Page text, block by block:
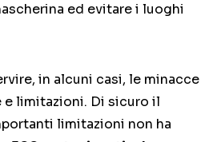
ed evitare i luoghi
in alcuni casi, le minacce
limitazioni. Di sicuro il
limitazioni non ha